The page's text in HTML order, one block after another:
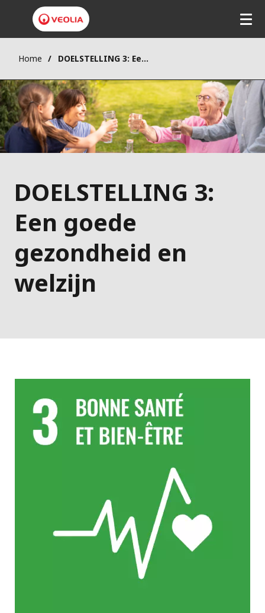
Home DOELSTELLING 3: Een goede gezondheid en welzijn
DOELSTELLING 3:
Een goede
gezondheid en
welzijn